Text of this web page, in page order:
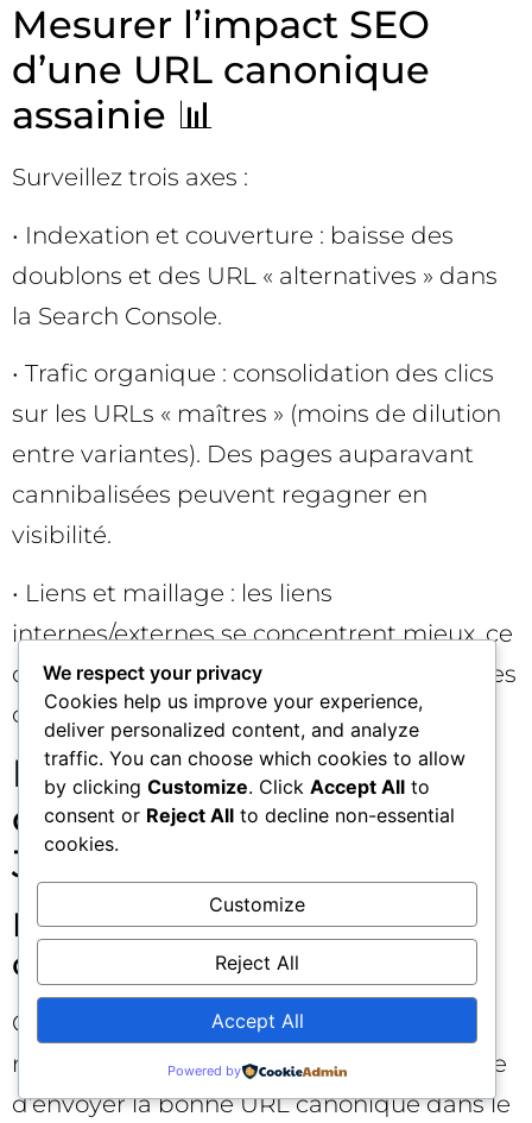
Mesurer l’impact SEO
d’une URL canonique
assainie 📊
Surveillez trois axes :
• Indexation et couverture : baisse des
doublons et des URL « alternatives » dans
la Search Console.
• Trafic organique : consolidation des clics
sur les URLs « maîtres » (moins de dilution
entre variantes). Des pages auparavant
cannibalisées peuvent regagner en
visibilité.
• Liens et maillage : les liens
internes/externes se concentrent mieux, ce
qui clarifie le signal d’autorité de vos pages
canoniques.
FAQ express sur l’URL
canonique en contexte
JavaScript 💬
Est-ce grave d’injecter la
canonique via JavaScript ?
Google le supporte, mais ce n’est pas
recommandé. Le scénario le plus sûr reste
d’envoyer la bonne URL canonique dans le
We respect your privacy
Cookies help us improve your experience,
deliver personalized content, and analyze
traffic. You can choose which cookies to allow
by clicking Customize. Click Accept All to
consent or Reject All to decline non-essential
cookies.
Customize
Reject All
Accept All
Powered by